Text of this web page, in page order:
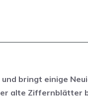
bringt einige
alte Ziffernblätter